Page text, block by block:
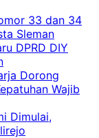
33 dan 34
Sleman
DPRD DIY
Dorong
Wajib
Dimulai,